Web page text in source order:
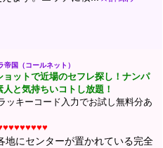
帝国（コールネット）
ョットで近場のセフレ探し！ナンパ
人と気持ちいコトし放題！
ッキーコード入力でお試し無料分あ
地にセンターが置かれている完全